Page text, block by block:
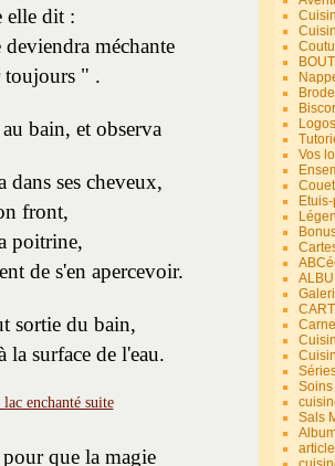
elle dit :
méchante
toujours " .
bain, et observa
dans ses cheveux,
front,
poitrine,
de s'en apercevoir.
sortie du bain,
surface de l'eau.
que la magie
Vos
Sals
article